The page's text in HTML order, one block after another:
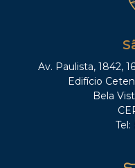
Av. Paulista, 1842,
Edifício
Bela
Tel: